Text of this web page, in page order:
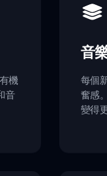
機
音
音
每個
奮感
變得